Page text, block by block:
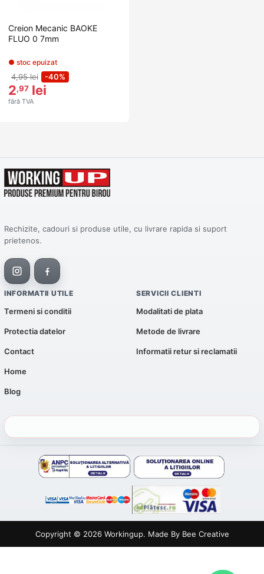
Creion Mecanic BAOKE
FLUO 0 7mm
● stoc epuizat
4,95 lei -40%
2,97 lei
fără TVA
Rechizite, cadouri si produse utile, cu livrare rapida si suport
prietenos.
INFORMATII UTILE
Termeni si conditii
Protectia datelor
Contact
Home
Blog
SERVICII CLIENTI
Modalitati de plata
Metode de livrare
Informatii retur si reclamatii
Copyright © 2026 Workingup. Made By Bee Creative